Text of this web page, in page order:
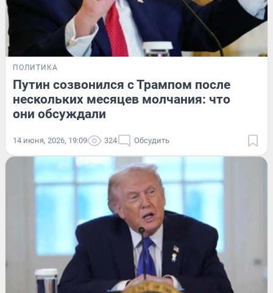
ПОЛИТИКА
Путин созвонился с Трампом после
нескольких месяцев молчания: что
они обсуждали
14 июня, 2026, 19:09 324 Обсудить